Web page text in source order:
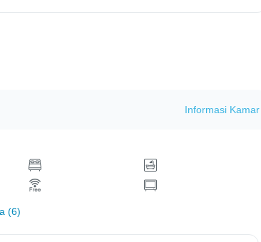
Informasi Kamar
(6)